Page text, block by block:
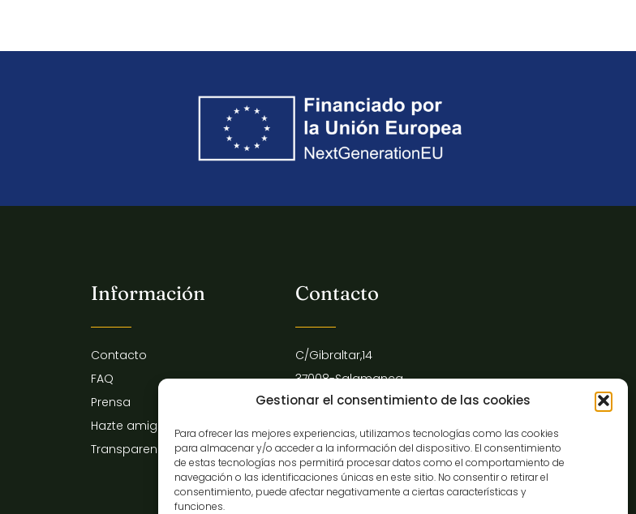
Gestionar el consentimiento de las cookies
Para ofrecer las mejores experiencias, utilizamos tecnologías como las cookies
para almacenar y/o acceder a la información del dispositivo. El consentimiento
de estas tecnologías nos permitirá procesar datos como el comportamiento de
navegación o las identificaciones únicas en este sitio. No consentir o retirar el
consentimiento, puede afectar negativamente a ciertas características y
funciones.
Información
Contacto
FAQ
Prensa
Hazte amigo del museo
Transparencia
Contacto
C/Gibraltar,14
37008-Salamanca
923 12 14 25
comunicacion@museocasalis.org